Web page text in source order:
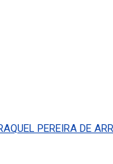
PEREIRA DE